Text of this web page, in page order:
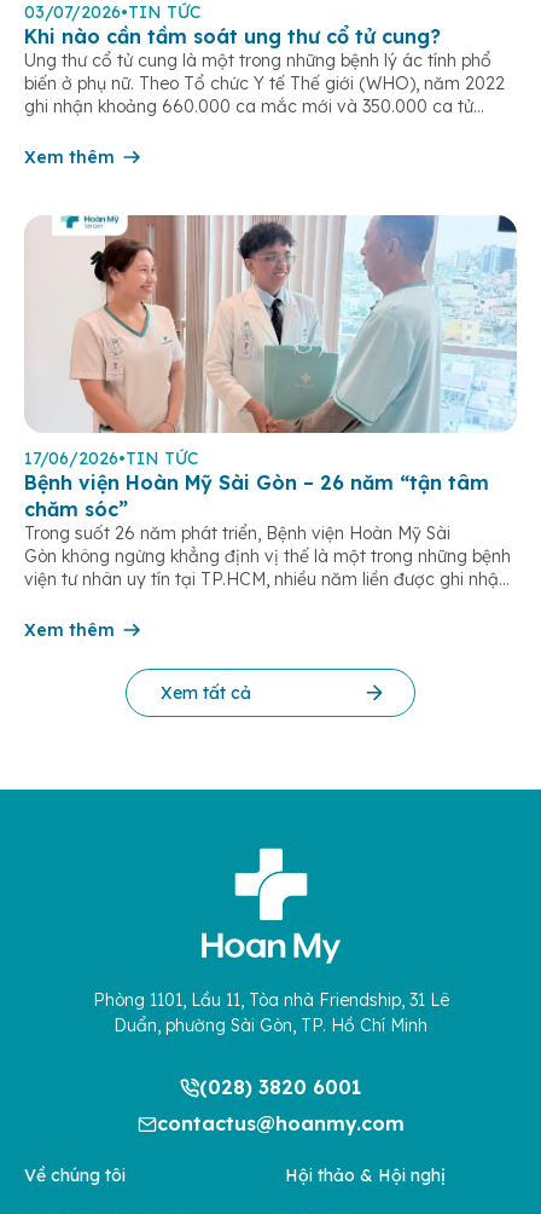
03/07/2026•TIN TỨC
Khi nào cần tầm soát ung thư cổ tử cung?
Ung thư cổ tử cung là một trong những bệnh lý ác tính phổ
biến ở phụ nữ. Theo Tổ chức Y tế Thế giới (WHO), năm 2022
ghi nhận khoảng 660.000 ca mắc mới và 350.000 ca tử
cổ tử […]
Xem thêm
17/06/2026•TIN TỨC
Bệnh viện Hoàn Mỹ Sài Gòn – 26 năm “tận tâm
chăm sóc”
Trong suốt 26 năm phát triển, Bệnh viện Hoàn Mỹ Sài
Gòn không ngừng khẳng định vị thế là một trong những bệnh
viện tư nhân uy tín tại TP.HCM, nhiều năm liền được ghi nhận
tiêu chí đánh giá của Bộ y tế. Điều tạo nên giá trị của […]
Xem thêm
Xem tất cả
Phòng 1101, Lầu 11, Tòa nhà Friendship, 31 Lê
Duẩn, phường Sài Gòn, TP. Hồ Chí Minh
(028) 3820 6001
contactus@hoanmy.com
Về chúng tôi Hội thảo & Hội nghị